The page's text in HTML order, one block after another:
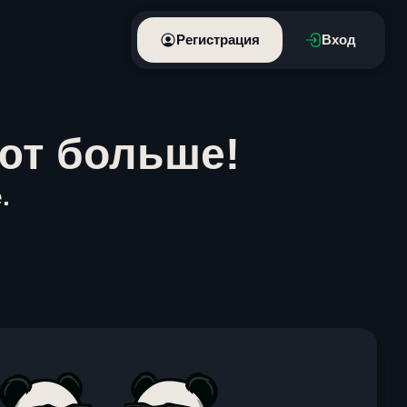
Регистрация Вход
больше!